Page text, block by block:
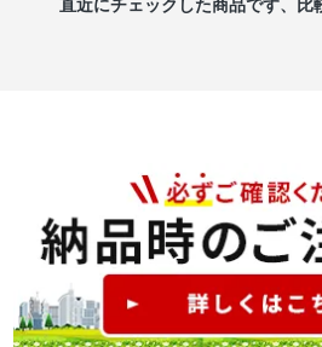
直近にチェックした商品です、比